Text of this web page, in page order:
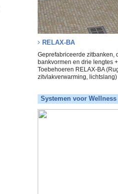
RELAX-BA
Geprefabriceerde zitbanken,
bankvormen en drie lengtes +
Toebehoeren RELAX-BA
zitvlakverwarming, lichtslang)
Systemen voor Wellness